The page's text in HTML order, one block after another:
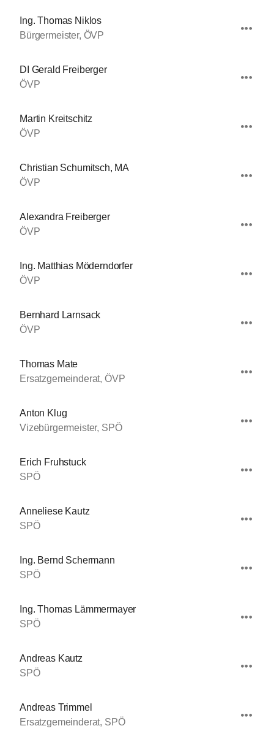
Ing. Thomas Niklos
Bürgermeister, ÖVP
DI Gerald Freiberger
ÖVP
Martin Kreitschitz
ÖVP
Christian Schumitsch, MA
ÖVP
Alexandra Freiberger
ÖVP
Ing. Matthias Möderndorfer
ÖVP
Bernhard Larnsack
ÖVP
Thomas Mate
Ersatzgemeinderat, ÖVP
Anton Klug
Vizebürgermeister, SPÖ
Erich Fruhstuck
SPÖ
Anneliese Kautz
SPÖ
Ing. Bernd Schermann
SPÖ
Ing. Thomas Lämmermayer
SPÖ
Andreas Kautz
SPÖ
Andreas Trimmel
Ersatzgemeinderat, SPÖ